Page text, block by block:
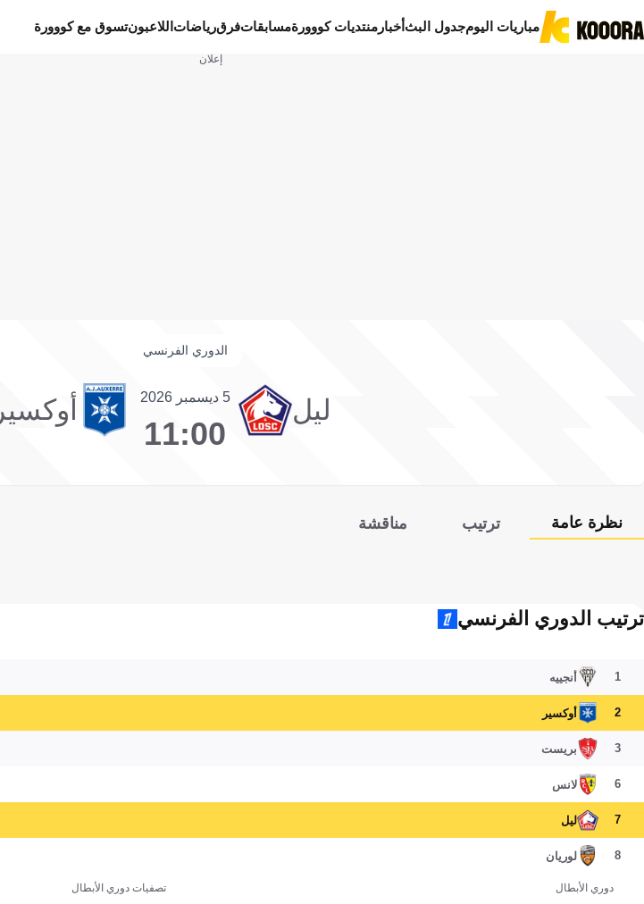
مباريات اليومجدول البثأخبار منتديات كووورةمسابقاتفرقرياضات اللاعبونتسوق مع كووورة
إعلان
الدوري الفرنسي
ليل 5 ديسمبر 2026
11:00
أوكسير
نظرة عامة ترتيب مناقشة
ترتيب الدوري الفرنسي
1 أنجييه
2 أوكسير
3 بريست
6 لانس
7 ليل
8 لوريان
دوري الأبطال تصفيات دوري الأبطال